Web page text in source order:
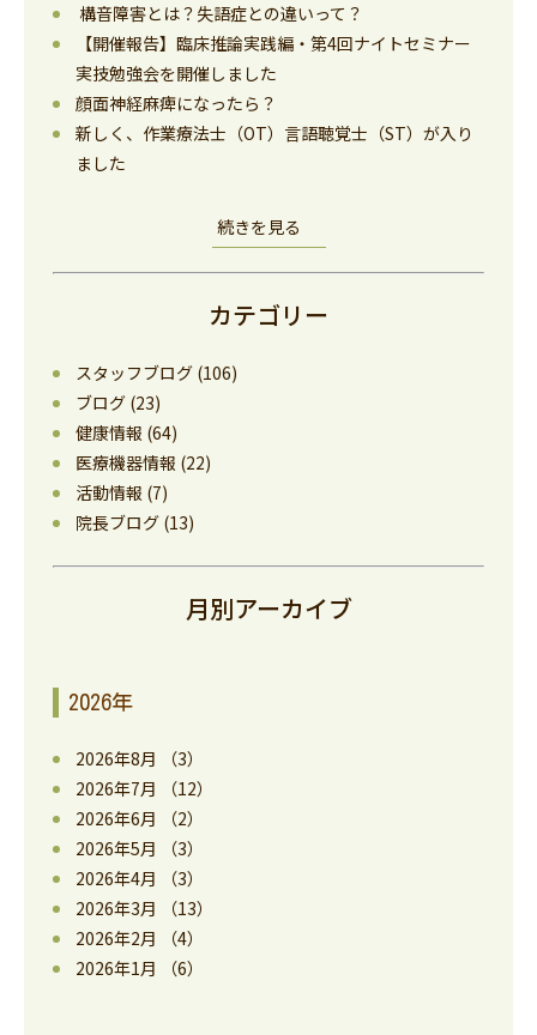
構音障害とは？失語症との違いって？
【開催報告】臨床推論実践編・第4回ナイトセミナー
実技勉強会を開催しました
顔面神経麻痺になったら？
新しく、作業療法士（OT）言語聴覚士（ST）が入り
ました
続きを見る
カテゴリー
スタッフブログ(106)
ブログ(23)
健康情報 (64)
医療機器情報 (22)
活動情報 (7)
院長ブログ(13)
月別アーカイブ
2026年
2026年8月
（3）
2026年7月
（12）
2026年6月
（2）
2026年5月
（3）
2026年4月
（3）
2026年3月
（13）
2026年2月
（4）
2026年1月
（6）